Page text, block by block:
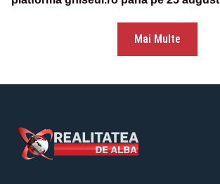
Mai Multe